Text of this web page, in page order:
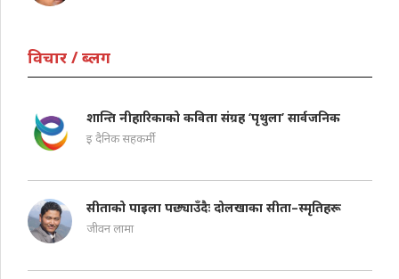
विचार / ब्लग
शान्ति नीहारिकाको कविता संग्रह ‘पृथुला’ सार्वजनिक
इ दैनिक सहकर्मी
सीताको पाइला पछ्याउँदैः दोलखाका सीता–स्मृतिहरू
जीवन लामा